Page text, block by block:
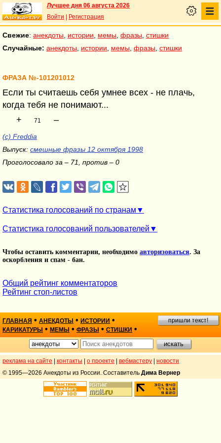
Лучшее дня 06 августа 2026
Войти
Регистрация
Свежие: анекдоты истории мемы фразы стишки
Случайные: анекдоты истории мемы фразы стишки
ФРАЗА №-101201012
Если ты считаешь себя умнее всех - не плачь,
когда тебя не понимают...
+
71 –
(с) Freddia
Выпуск: смешные фразы 12 октября 1998
Проголосовало за – 71, против – 0
Статистика голосований по странам
Статистика голосований пользователей
Чтобы оставить комментарии, необходимо авторизоваться. За
оскорбления и спам - бан.
Общий рейтинг комментаторов
Рейтинг стоп-листов
ГЛАВНАЯ • АНЕКДОТЫ • ИСТОРИИ •
КАРИКАТУРЫ • МЕМЫ • ФРАЗЫ • СТИШКИ •
пришли текст!
реклама на сайте контакты о проекте вебмастеру
новости
© 1995—2026 Анекдоты из России. Составитель Дима Вернер